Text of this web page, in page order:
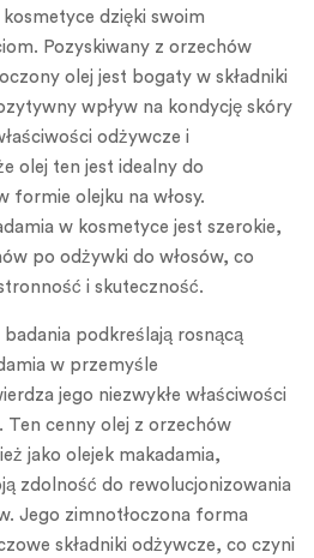
dzięki swoim
Pozyskiwany z orzechów
olej jest bogaty w składniki
wpływ na kondycję skóry
odżywcze i
olej ten jest idealny do
formie olejku na włosy.
w kosmetyce jest szerokie,
po odżywki do włosów, co
i skuteczność.
podkreślają rosnącą
w przemyśle
jego niezwykłe właściwości
Ten cenny olej z orzechów
jako olejek makadamia,
zdolność do rewolucjonizowania
Jego zimnotłoczona forma
składniki odżywcze, co czyni